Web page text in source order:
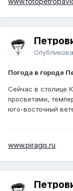
Погода в городе
Сейчас в столице
просветами,
юго-восточный
www.piragis.ru